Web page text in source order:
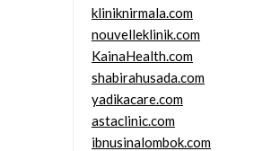
kliniknirmala.com
nouvelleklinik.com
KainaHealth.com
shabirahusada.com
yadikacare.com
astaclinic.com
ibnusinalombok.com